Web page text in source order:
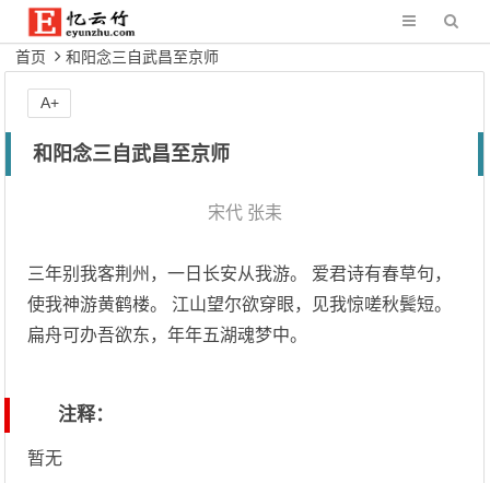
首页 和阳念三自武昌至京师
和阳念三自武昌至京师
宋代 张耒
三年别我客荆州，一日长安从我游。 爱君诗有春草句，
使我神游黄鹤楼。 江山望尔欲穿眼，见我惊嗟秋鬓短。
扁舟可办吾欲东，年年五湖魂梦中。
注释：
暂无
A+